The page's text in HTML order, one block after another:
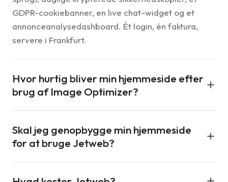
GDPR-cookiebanner, en live chat-widget og et
annonceanalysedashboard. Ét login, én faktura,
servere i Frankfurt.
Hvor hurtig bliver min hjemmeside efter
brug af Image Optimizer?
efter skift til WebP og AVIF. Det forbedrer direkte
Core Web Vitals (LCP og CLS) og din Google-
Skal jeg genopbygge min hjemmeside
for at bruge Jetweb?